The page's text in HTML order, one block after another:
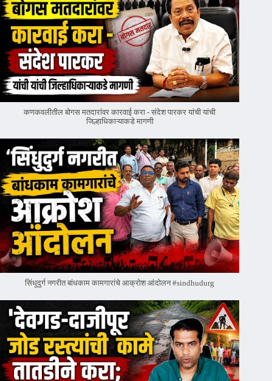
कणकवलीतील बोगस मतदारांवर‌ कारवाई करा - संदेश पारकर यांची यांची
जिल्हाधिकाऱ्याकडे मागणी
सिंधुदुर्ग नगरीत बांधकाम कामगारांचे आक्रोश आंदोलन #sindhudurg